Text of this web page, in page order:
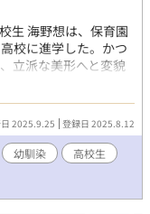
生 海野想は、保育園
校に進学した。かつ
立派な美形へと変貌
日、数学の補習を終
斗はひどく驚いた顔
トルでpixivに掲載し
っくりではあります
えておりましたので
2025.9.25 登録日 2025.8.12
幼馴染
高校生